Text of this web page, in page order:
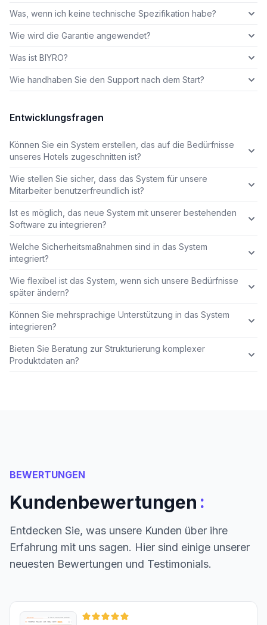
Was, wenn ich keine technische Spezifikation habe?
Wie wird die Garantie angewendet?
Was ist BIYRO?
Wie handhaben Sie den Support nach dem Start?
Entwicklungsfragen
Können Sie ein System erstellen, das auf die Bedürfnisse
unseres Hotels zugeschnitten ist?
Wie stellen Sie sicher, dass das System für unsere
Mitarbeiter benutzerfreundlich ist?
Ist es möglich, das neue System mit unserer bestehenden
Software zu integrieren?
Welche Sicherheitsmaßnahmen sind in das System
integriert?
Wie flexibel ist das System, wenn sich unsere Bedürfnisse
später ändern?
Können Sie mehrsprachige Unterstützung in das System
integrieren?
Bieten Sie Beratung zur Strukturierung komplexer
Produktdaten an?
BEWERTUNGEN
Kundenbewertungen :
Entdecken Sie, was unsere Kunden über ihre
Erfahrung mit uns sagen. Hier sind einige unserer
neuesten Bewertungen und Testimonials.